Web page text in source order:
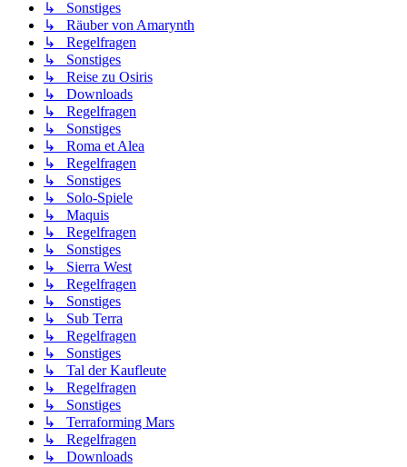
↳ Sonstiges
↳ Räuber von Amarynth
↳ Regelfragen
↳ Sonstiges
↳ Reise zu Osiris
↳ Downloads
↳ Regelfragen
↳ Sonstiges
↳ Roma et Alea
↳ Regelfragen
↳ Sonstiges
↳ Solo-Spiele
↳ Maquis
↳ Regelfragen
↳ Sonstiges
↳ Sierra West
↳ Regelfragen
↳ Sonstiges
↳ Sub Terra
↳ Regelfragen
↳ Sonstiges
↳ Tal der Kaufleute
↳ Regelfragen
↳ Sonstiges
↳ Terraforming Mars
↳ Regelfragen
↳ Downloads